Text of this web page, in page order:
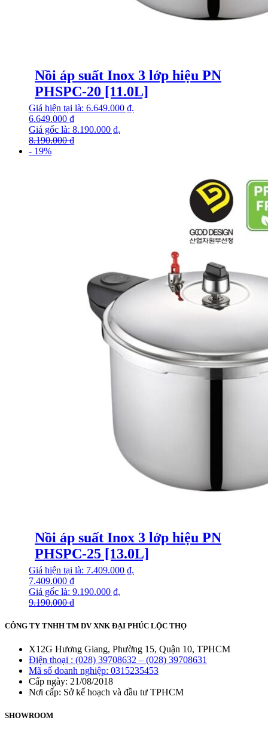
Nồi áp suất Inox 3 lớp hiệu PN
PHSPC-20 [11.0L]
8.190.000₫
Giá gốc là: 8.190.000 ₫.
6.649.000 ₫
Giá hiện tại là: 6.649.000 ₫.
- 19%
Nồi áp suất Inox 3 lớp hiệu PN
PHSPC-25 [13.0L]
9.190.000₫
Giá gốc là: 9.190.000 ₫.
7.409.000 ₫
Giá hiện tại là: 7.409.000 ₫.
CÔNG TY TNHH TM DV XNK ĐẠI PHÚC LỘC THỌ
X12G Hương Giang, Phường 15, Quận 10, TPHCM
Điện thoại : (028) 39708632 – (028) 39708631
Mã số doanh nghiệp: 0315235453
Cấp ngày: 21/08/2018
Nơi cấp: Sở kế hoạch và đầu tư TPHCM
SHOWROOM